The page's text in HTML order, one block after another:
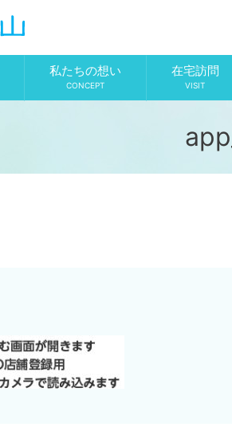
私たちの想い
CONCEPT
在宅訪問
VISIT